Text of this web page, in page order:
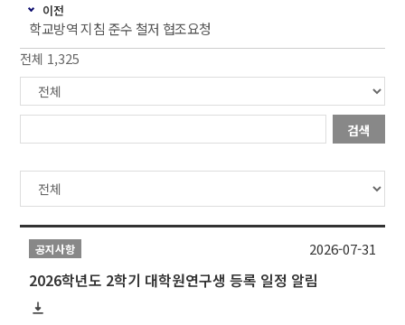
이전
학교방역 지침 준수 철저 협조요청
전체 1,325
검색
공지사항
2026학년도 2학기 대학원연구생 등록 일정 알림
2026-07-31